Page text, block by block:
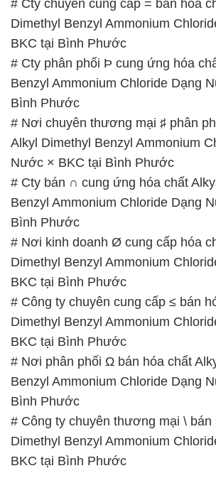
# Cty bán ∩ cung ứng hóa chất Alkyl
Benzyl Ammonium Chloride Dạng
Bình Phước
# Nơi kinh doanh Ø cung cấp hóa
Dimethyl Benzyl Ammonium
BKC tại Bình Phước
# Công ty chuyên cung cấp ≤ bán
Dimethyl Benzyl Ammonium
BKC tại Bình Phước
# Nơi phân phối Ω bán hóa chất
Benzyl Ammonium Chloride Dạng
Bình Phước
# Công ty chuyên thương mại \ bán
Dimethyl Benzyl Ammonium
BKC tại Bình Phước
📞PHÒNG KINH DOANH – CÔNG
ĐẮC TRƯỜNG PHÁT
🌐
🌐 Website: https://
📞 Hotline:
– 0933.920.505 – 028.3504.5555
– 028.3756.1835 – 028.3756.1840 –